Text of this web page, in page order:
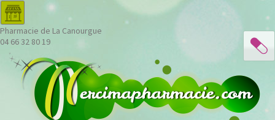
Pharmacie de La Canourgue
04 66 32 80 19